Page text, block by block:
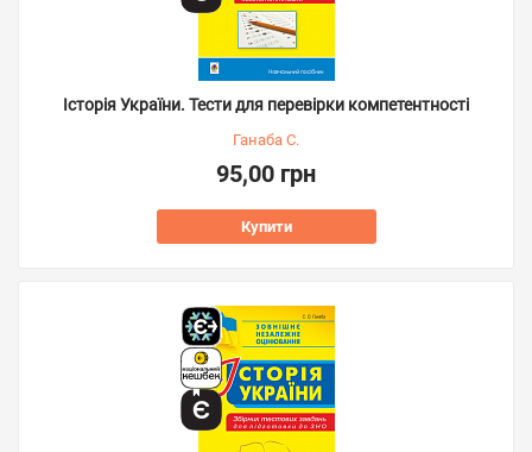
Історія України. Тести для перевірки компетентності
Ганаба С.
95,00 грн
Купити